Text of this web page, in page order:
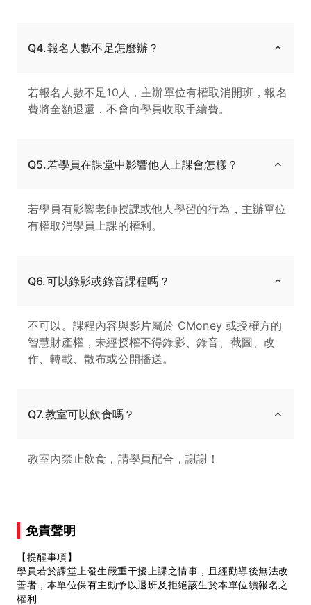
Q4.報名人數不足怎麼辦？
若報名人數不足10人，主辦單位有權取消開班，報名
費將全額退還，不會向學員收取手續費。
Q5.若學員在課堂中影響他人上課會怎樣？
若學員有影響老師授課或他人學習的行為，主辦單位
有權取消學員上課的權利。
Q6.可以錄影或錄音課程嗎？
不可以。課程內容與影片屬於 CMoney 或授權方的
智慧財產權，未經授權不得錄影、錄音、截圖、改
作、轉載、散布或公開播送。
Q7.教室可以飲食嗎？
教室內禁止飲食，請學員配合，謝謝！
免責聲明
【提醒事項】
學員若於課堂上發生嚴重干擾上課之情事，且經勸導後無法改
善者，本單位保有主動予以退班及拒絕該生於本單位續報名之
權利